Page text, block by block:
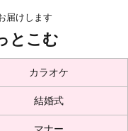
届けします
とこむ
カラオケ
結婚式